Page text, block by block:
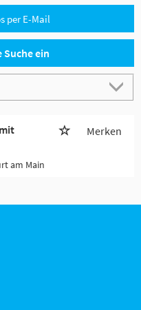
per E-Mail
Suche ein
Merken
am Main